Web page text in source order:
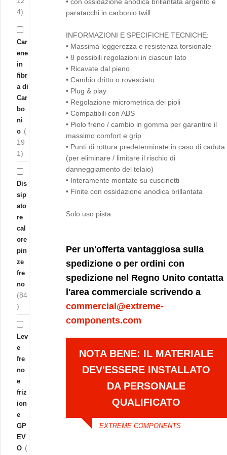
paratacchi in carbonio twill
INFORMAZIONI E SPECIFICHE TECNICHE:
• Massima leggerezza e resistenza torsionale
• 8 possibili regolazioni in ciascun lato
• Ricavate dal pieno
• Cambio dritto o rovesciato
• Plug & play
• Regolazione micrometrica dei pioli
• Compatibili con ABS
• Piolo freno / cambio in gomma per garantire il
massimo comfort e grip
• Punti di rottura predeterminate in caso di caduta
(per eliminare / limitare il rischio di
danneggiamento del telaio)
• Interamente montate su cuscinetti
• Finite con ossidazione anodica brillantata
Solo uso pista
Per un'offerta vantaggiosa sulla
spedizione o per ordini con
spedizione nel Regno Unito contatta
l'area commerciale scrivendo a
commercial@extreme-
components.com
NOTA BENE: IL MATERIALE
DEV'ESSERE INSTALLATO
DA PERSONALE
QUALIFICATO
EXTREME COMPONENTS
4)
Car
ene
in
fibr
a di
Car
bo
ni
o (
19
1)
Dis
sip
ato
re
cal
ore
pin
ze
fre
no
(84
)
Lev
e
fre
no
e
friz
ion
e
GP
EV
O (